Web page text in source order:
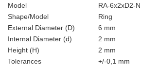
Model
RA-6x2xD2-
Shape/Model
Ring
External Diameter (D)
6 mm
Internal Diameter (d)
2 mm
Height (H)
2 mm
Tolerances
+/-0,1 mm